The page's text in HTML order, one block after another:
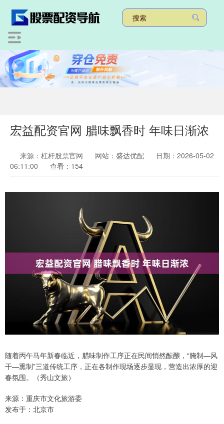
宏益配资官网 腊味飘香时 年味日渐浓
来源：杠杆股票官网 网站：盛达优配
日期：2026-05-02
06:11:00
查看：154
随着丙午马年新春临近，腊味制作工序正在民间悄然酝酿，“腌制—风
干—熏制”三道传统工序，正在各制作现场逐步显现，营造出浓厚的迎
春氛围。（秀山文旅）
来源：重庆市文化旅游委
发布于：北京市